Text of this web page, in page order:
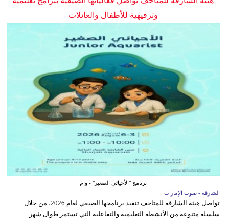
وترفيهية للأطفال والعائلات
برنامج "الأحيائي الصغير" - وام
الشارقة - صوت الإمارات
تواصل هيئة الشارقة للمتاحف تنفيذ برنامجها الصيفي لعام 2026، من خلال
سلسلة متنوعة من الأنشطة التعليمية والتفاعلية التي تستمر طوال شهر